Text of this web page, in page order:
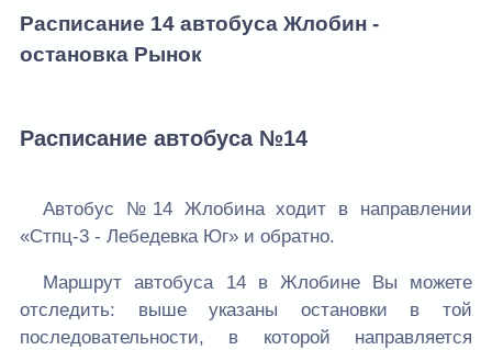
Расписание 14 автобуса Жлобин -
остановка Рынок
Расписание автобуса №14
Автобус №14 Жлобина ходит в направлении
«Стпц-3 - Лебедевка Юг» и обратно.
Маршрут автобуса 14 в Жлобине Вы можете
отследить: выше указаны остановки в той
последовательности, в которой направляется